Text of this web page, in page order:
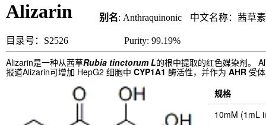
Alizarin 别名: Anthraquinonic 中文名称：茜草素
目录号：S2526 Purity: 99.19%
Alizarin是一种从茜草Rubia tinctorum L的根中提取的红色媒染剂。
报道Alizarin可增加 HepG2 细胞中 CYP1A1 酶活性，并作为 AHR 受
规格
10mM (1mL